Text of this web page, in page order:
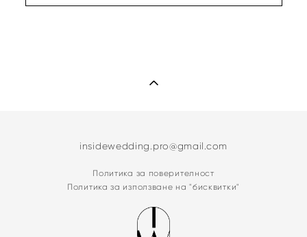
insidewedding.pro@gmail.com
Политика за поверителност
Политика за използване на "бисквитки"